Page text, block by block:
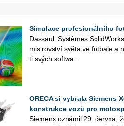
Simulace profesionálního
Das­sault Sys­tè­mes
mi­s­trov­ství světa ve fot­ba­le a
ti svých soft­wa­...
ORECA si vybrala Siemens
konstrukce vozů pro
Sie­mens ozná­mil 29. červ­na,